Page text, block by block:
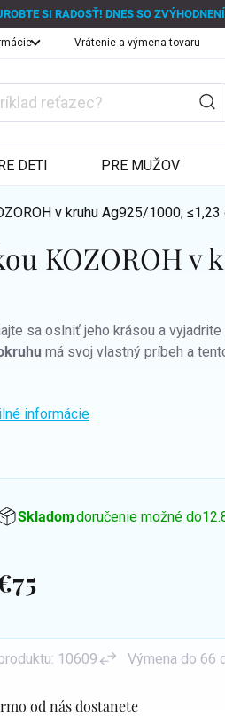
SI RADOSŤ! DNES SO
Vrátenie a výmena tovaru
DETI PRE MUŽOV
v kruhuAg925/1000; ≤1,23
KOZOROH v
od nás dostanete
sa oslniť jeho krásou a
má svoj vlastný príbeh a
informácie
Skladom, doručenie možné do
10609 Výmena do 66